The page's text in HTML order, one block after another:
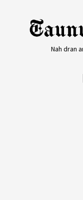
Nah dran